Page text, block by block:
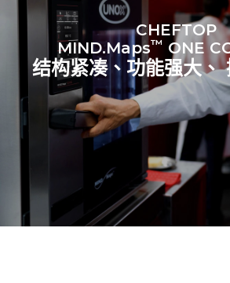
CHEFTOP
MIND.Maps™ ONE
结构紧凑、功能强大、